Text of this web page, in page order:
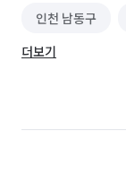
인천 남동구
인천 서구
더보기